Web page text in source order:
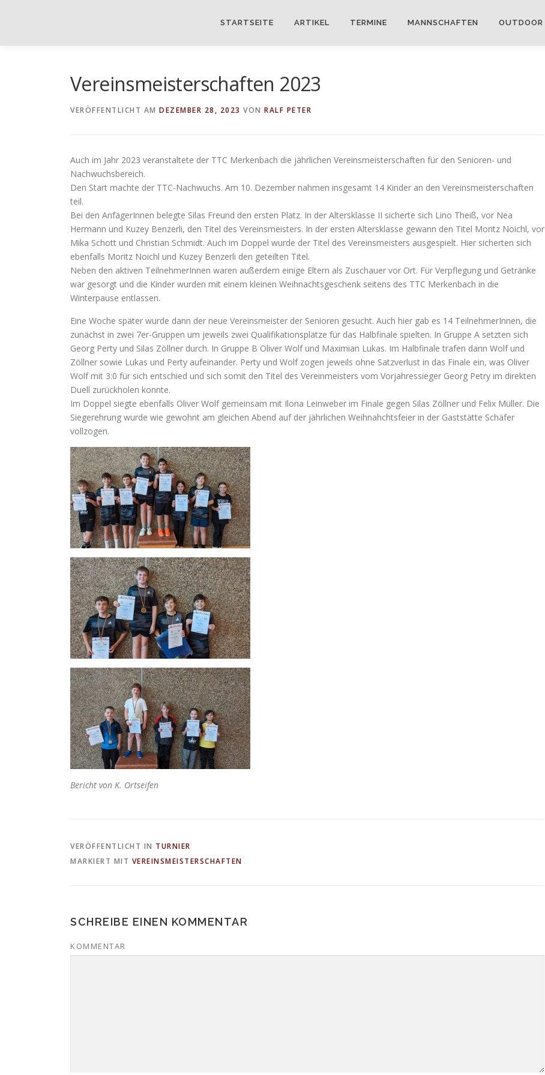
STARTSEITE ARTIKEL TERMINE MANNSCHAFTEN OUTDOOR
Vereinsmeisterschaften 2023
VERÖFFENTLICHT AM DEZEMBER 28, 2023 VON RALF PETER
Auch im Jahr 2023 veranstaltete der TTC Merkenbach die jährlichen Vereinsmeisterschaften für den Senioren- und
Nachwuchsbereich.
Den Start machte der TTC-Nachwuchs. Am 10. Dezember nahmen insgesamt 14 Kinder an den Vereinsmeisterschaften
teil.
Bei den AnfägerInnen belegte Silas Freund den ersten Platz. In der Altersklasse II sicherte sich Lino Theiß, vor Nea
Hermann und Kuzey Benzerli, den Titel des Vereinsmeisters. In der ersten Altersklasse gewann den Titel Moritz Noichl, vor
Mika Schott und Christian Schmidt. Auch im Doppel wurde der Titel des Vereinsmeisters ausgespielt. Hier sicherten sich
ebenfalls Moritz Noichl und Kuzey Benzerli den geteilten Titel.
Neben den aktiven TeilnehmerInnen waren außerdem einige Eltern als Zuschauer vor Ort. Für Verpflegung und Getränke
war gesorgt und die Kinder wurden mit einem kleinen Weihnachtsgeschenk seitens des TTC Merkenbach in die
Winterpause entlassen.
Eine Woche später wurde dann der neue Vereinsmeister der Senioren gesucht. Auch hier gab es 14 TeilnehmerInnen, die
zunächst in zwei 7er-Gruppen um jeweils zwei Qualifikationsplätze für das Halbfinale spielten. In Gruppe A setzten sich
Georg Perty und Silas Zöllner durch. In Gruppe B Oliver Wolf und Maximian Lukas. Im Halbfinale trafen dann Wolf und
Zöllner sowie Lukas und Perty aufeinander. Perty und Wolf zogen jeweils ohne Satzverlust in das Finale ein, was Oliver
Wolf mit 3:0 für sich entschied und sich somit den Titel des Vereinmeisters vom Vorjahressieger Georg Petry im direkten
Duell zurückholen konnte.
Im Doppel siegte ebenfalls Oliver Wolf gemeinsam mit Ilona Leinweber im Finale gegen Silas Zöllner und Felix Müller. Die
Siegerehrung wurde wie gewohnt am gleichen Abend auf der jährlichen Weihnahchtsfeier in der Gaststätte Schäfer
vollzogen.
Bericht von K. Ortseifen
VERÖFFENTLICHT IN TURNIER
MARKIERT MIT VEREINSMEISTERSCHAFTEN
SCHREIBE EINEN KOMMENTAR
KOMMENTAR